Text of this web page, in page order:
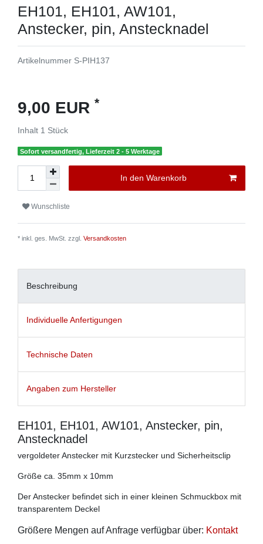
EH101, EH101, AW101,
Anstecker, pin, Anstecknadel
Artikelnummer S-PIH137
9,00 EUR *
Inhalt 1 Stück
Sofort versandfertig, Lieferzeit 2 - 5 Werktage
In den Warenkorb
Wunschliste
* inkl. ges. MwSt. zzgl. Versandkosten
Beschreibung
Individuelle Anfertigungen
Technische Daten
Angaben zum Hersteller
EH101, EH101, AW101, Anstecker, pin,
Anstecknadel
vergoldeter Anstecker mit Kurzstecker und Sicherheitsclip
Größe ca. 35mm x 10mm
Der Anstecker befindet sich in einer kleinen Schmuckbox mit
transparentem Deckel
Größere Mengen auf Anfrage verfügbar über: Kontakt